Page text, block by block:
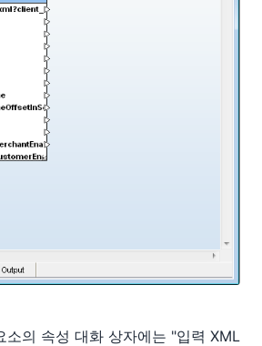
소의 속성 대화 상자에는 "입력 XML